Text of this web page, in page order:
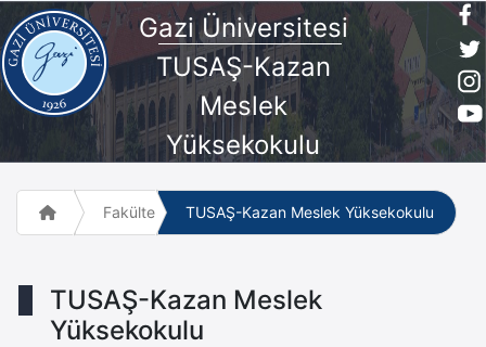
Gazi Üniversitesi
TUSAŞ-Kazan
Meslek
Yüksekokulu
Fakülte ve Meslek Yüksek Okulları
TUSAŞ-Kazan Meslek Yüksekokulu
TUSAŞ-Kazan Meslek
Yüksekokulu